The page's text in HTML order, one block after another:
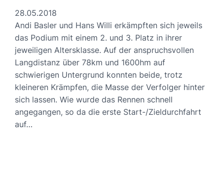
28.05.2018
Andi Basler und Hans Willi erkämpften sich jeweils
das Podium mit einem 2. und 3. Platz in ihrer
jeweiligen Altersklasse. Auf der anspruchsvollen
Langdistanz über 78km und 1600hm auf
schwierigen Untergrund konnten beide, trotz
kleineren Krämpfen, die Masse der Verfolger hinter
sich lassen. Wie wurde das Rennen schnell
angegangen, so da die erste Start-/Zieldurchfahrt
auf…